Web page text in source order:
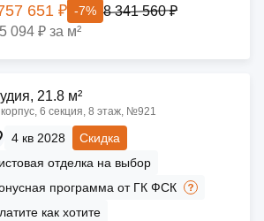
651 ₽ -7% 8 341 560 ₽
094 ₽ за м²
21.8 м²
6 секция, 8 этаж, №921
4 кв 2028
Скидка
отделка на выбор
программа от ГК ФСК
как хотите